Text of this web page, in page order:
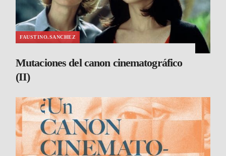
FAUSTINO.SANCHEZ
Mutaciones del canon cinematográfico
(II)